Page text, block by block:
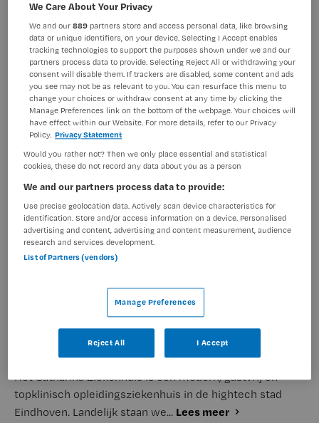
Verpleegkunde
BRANCHE
Ziekenhuis
AANSTELLING
Tijdelijk met uitzicht op vast
PLAATSINGSDATUM
8 juli 2026
NIVEAU
HBO
ERVARING
Ervaren
DIENSTVERBAND
Vacature niet beschikbaar
Deze vacature MHV Traineeship Cardiac Care (CCU) -
parttime of fulltime bij Catharina ziekenhuis is niet meer
actueel. Hieronder staan enkele vergelijkbare vacatures
die voor u wellicht interessant zijn.
Het Catharina Ziekenhuis is een modern, gastvrij en
topklinisch opleidingsziekenhuis in de hightech stad
Eindhoven. Landelijk staan we... Lees meer
We Care About Your Privacy
We and our889 partners store and access personal data, like browsing
data or unique identifiers, on your device. Selecting I Accept enables
tracking technologies to support the purposes shown under we and our
partners process data to provide. Selecting Reject All or withdrawing your
consent will disable them. If trackers are disabled, some content and ads
you see may not be as relevant to you. You can resurface this menu to
change your choices or withdraw consent at any time by clicking the
Manage Preferences link on the bottom of the webpage. Your choices will
have effect within our Website. For more details, refer to our Privacy
Policy. Privacy Statement
Would you rather not? Then we only place essential and statistical
cookies, these do not record any data about you as a person
We and our partners process data to provide:
Use precise geolocation data. Actively scan device characteristics for
identification. Store and/or access information on a device. Personalised
advertising and content, advertising and content measurement, audience
research and services development.
List of Partners (vendors)
Manage Preferences
Reject All I Accept